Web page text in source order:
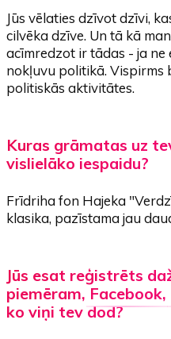
Jūs vēlaties dzīvot dzīvi,
cilvēka dzīve. Un tā kā
acīmredzot ir tādas - ja ne
nokļuvu politikā. Vispirms
politiskās aktivitātes.
Kuras grāmatas uz
vislielāko iespaidu?
Frīdriha fon Hajeka
klasika, pazīstama jau
Jūs esat reģistrēts
piemēram, Facebook,
ko viņi tev dod?